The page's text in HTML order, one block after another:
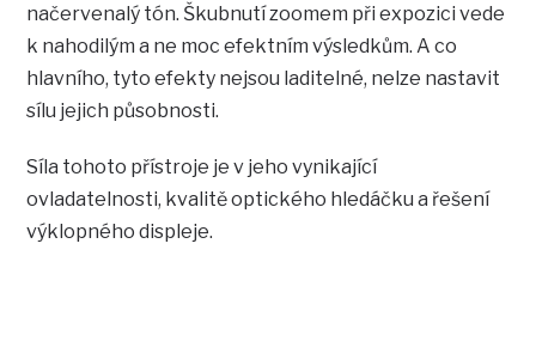
načervenalý tón. Škubnutí zoomem při expozici vede
k nahodilým a ne moc efektním výsledkům. A co
hlavního, tyto efekty nejsou laditelné, nelze nastavit
sílu jejich působnosti.
Síla tohoto přístroje je v jeho vynikající
ovladatelnosti, kvalitě optického hledáčku a řešení
výklopného displeje.